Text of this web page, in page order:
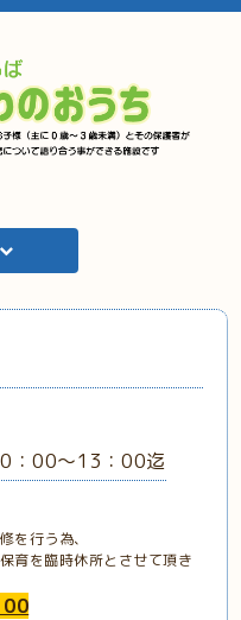
：00～13：00迄
を行う為、
育を臨時休所とさせて頂き
00